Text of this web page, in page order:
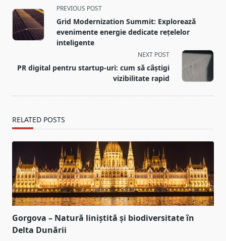
<span
class="nav-
subtitle
screen-
text">Page</span>
PREVIOUS POST
Grid Modernization Summit: Explorează
evenimente energie dedicate rețelelor
inteligente
NEXT POST
PR digital pentru startup-uri: cum să câștigi
vizibilitate rapid
RELATED POSTS
Gorgova – Natură liniștită și biodiversitate în
Delta Dunării